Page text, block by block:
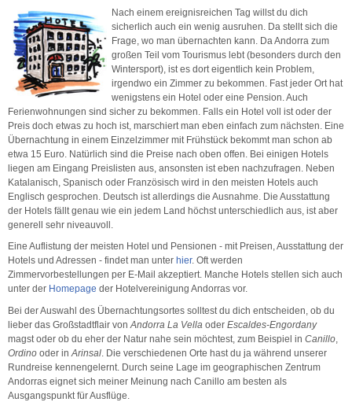
Nach einem ereignisreichen Tag willst du dich
sicherlich auch ein wenig ausruhen. Da stellt sich die
Frage, wo man übernachten kann. Da Andorra zum
großen Teil vom Tourismus lebt (besonders durch den
Wintersport), ist es dort eigentlich kein Problem,
irgendwo ein Zimmer zu bekommen. Fast jeder Ort hat
wenigstens ein Hotel oder eine Pension. Auch
Ferienwohnungen sind sicher zu bekommen. Falls ein Hotel voll ist oder der
Preis doch etwas zu hoch ist, marschiert man eben einfach zum nächsten. Eine
Übernachtung in einem Einzelzimmer mit Frühstück bekommt man schon ab
etwa 15 Euro. Natürlich sind die Preise nach oben offen. Bei einigen Hotels
liegen am Eingang Preislisten aus, ansonsten ist eben nachzufragen. Neben
Katalanisch, Spanisch oder Französisch wird in den meisten Hotels auch
Englisch gesprochen. Deutsch ist allerdings die Ausnahme. Die Ausstattung
der Hotels fällt genau wie ein jedem Land höchst unterschiedlich aus, ist aber
generell sehr niveauvoll.
Eine Auflistung der meisten Hotel und Pensionen - mit Preisen, Ausstattung der
Hotels und Adressen - findet man unter hier. Oft werden
Zimmervorbestellungen per E-Mail akzeptiert. Manche Hotels stellen sich auch
unter der Homepage der Hotelvereinigung Andorras vor.
Bei der Auswahl des Übernachtungsortes solltest du dich entscheiden, ob du
lieber das Großstadtflair vonAndorra La Vella oder Escaldes-Engordany
magst oder ob du eher der Natur nahe sein möchtest, zum Beispiel in Canillo,
Ordino oder inArinsal. Die verschiedenen Orte hast du ja während unserer
Rundreise kennengelernt. Durch seine Lage im geographischen Zentrum
Andorras eignet sich meiner Meinung nach Canillo am besten als
Ausgangspunkt für Ausflüge.